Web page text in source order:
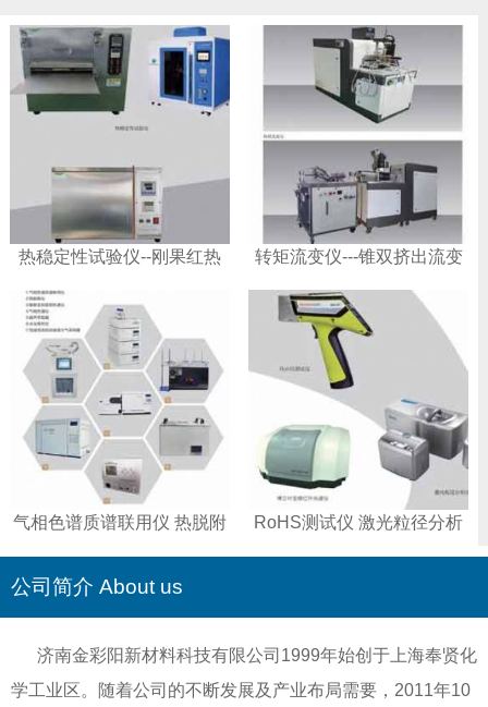
热稳定性试验仪--刚果红热
转矩流变仪---锥双挤出流变
气相色谱质谱联用仪 热脱附
RoHS测试仪 激光粒径分析
公司简介 About us
济南金彩阳新材料科技有限公司1999年始创于上海奉贤化
学工业区。随着公司的不断发展及产业布局需要，2011年10